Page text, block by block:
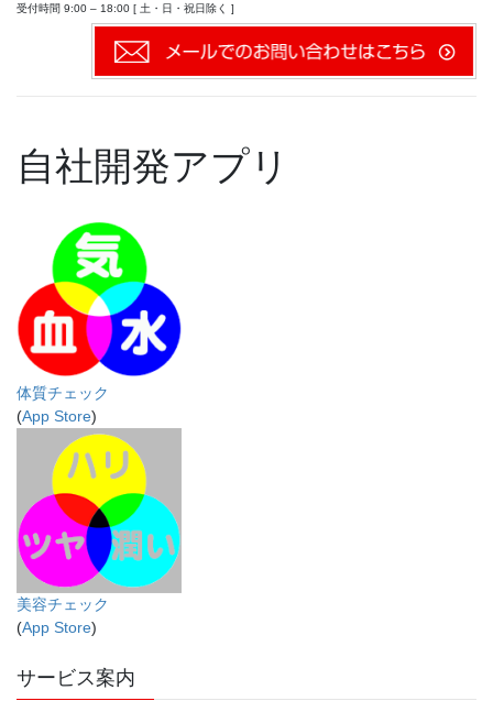
受付時間 9:00 – 18:00 [ 土・日・祝日除く ]
自社開発アプリ
体質チェック
(App Store)
美容チェック
(App Store)
サービス案内